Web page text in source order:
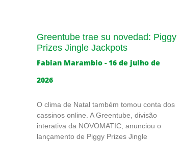
Greentube trae su novedad: Piggy
Prizes Jingle Jackpots
Fabian Marambio
16 de julho de
2026
O clima de Natal também tomou conta dos
cassinos online. A Greentube, divisão
interativa da NOVOMATIC, anunciou o
lançamento de Piggy Prizes Jingle